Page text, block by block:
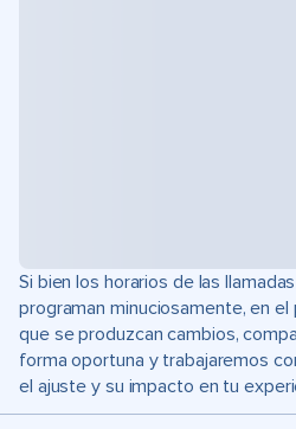
Si bien los horarios de las
programan minuciosamente, en
que se produzcan cambios,
forma oportuna y trabajaremos
el ajuste y su impacto en tu